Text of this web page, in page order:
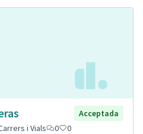
Acceptada
i Vials 0 0